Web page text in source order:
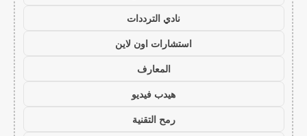
نادي الترددات
استشارات اون لاين
المعارف
هيدب فيديو
رمح التقنية